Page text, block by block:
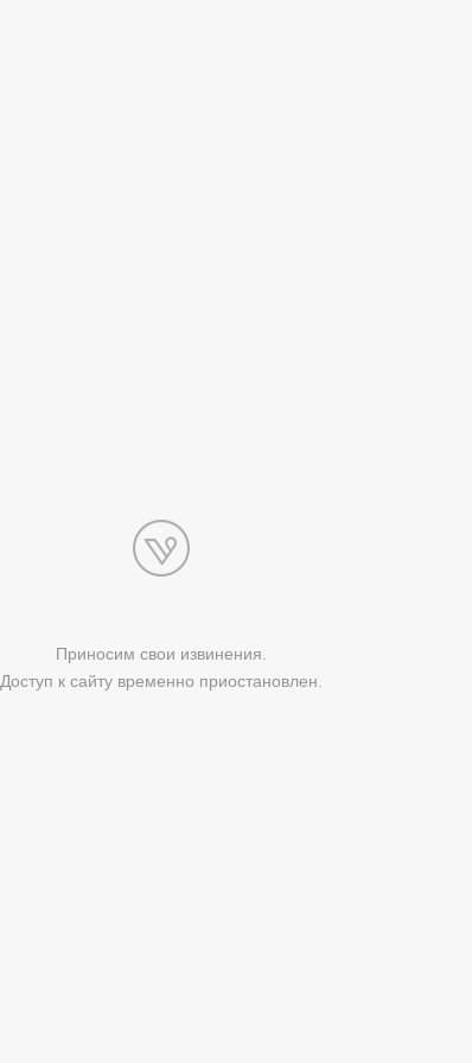
Приносим свои извинения.
Доступ к сайту временно приостановлен.